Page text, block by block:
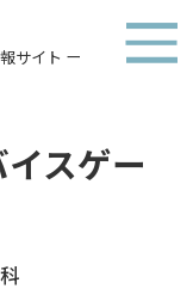
サイト ー
スゲー